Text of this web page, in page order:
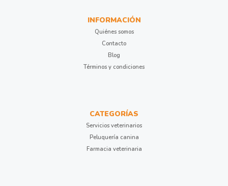
INFORMACIÓN
Quiénes somos
Contacto
Blog
Términos y condiciones
CATEGORÍAS
Servicios veterinarios
Peluquería canina
Farmacia veterinaria